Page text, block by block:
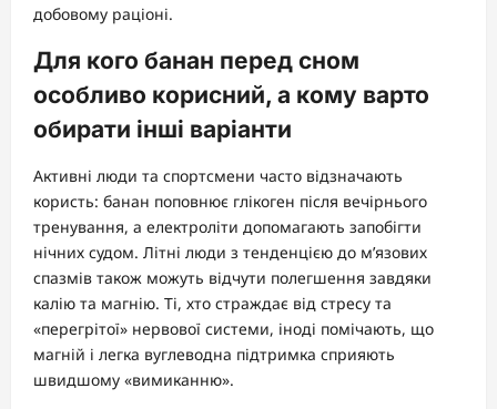
добовому раціоні.
Для кого банан перед сном
особливо корисний, а кому варто
обирати інші варіанти
Активні люди та спортсмени часто відзначають
користь: банан поповнює глікоген після вечірнього
тренування, а електроліти допомагають запобігти
нічних судом. Літні люди з тенденцією до м’язових
спазмів також можуть відчути полегшення завдяки
калію та магнію. Ті, хто страждає від стресу та
«перегрітої» нервової системи, іноді помічають, що
магній і легка вуглеводна підтримка сприяють
швидшому «вимиканню».